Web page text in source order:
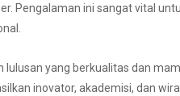
Pengalaman ini sangat vital
yang berkualitas dan
inovator, akademisi, dan